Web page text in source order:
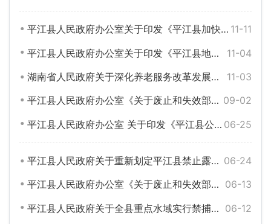
11-11
平江县人民政府办公室关于印发《平江县加快电动汽车充电基础设施建设实施方案》的通知
11-04
平江县人民政府办公室关于印发《平江县地下空间建设利用管理暂行办法》的通知
11-03
湖南省人民政府关于深化养老服务改革发展的实施意见
09-02
平江县人民政府办公室《关于废止和失效部分规范性文件的通知》（平政办函〔2025〕29号）
06-25
平江县人民政府办公室 关于印发《平江县公共租赁住房管理实施细则》的通知（平政办发〔2025〕4号）
06-24
平江县人民政府关于重新划定平江县禁止露天焚烧农作物秸秆区域和时段的通告（平政告〔2025〕3号）
06-13
平江县人民政府办公室《关于废止和失效部分规范性文件的通知》（平政办函〔2025〕24号）
06-12
平江县人民政府关于全县重点水域实行禁捕限钓的通告